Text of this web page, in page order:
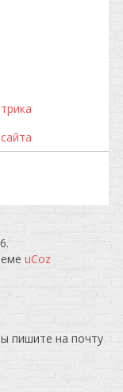
.
uCoz
пишите на почту